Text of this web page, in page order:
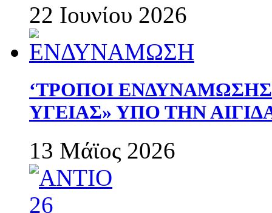
22 Ιουνίου 2026
‘ΤΡΟΠΟΙ
ΥΓΕΙΑΣ» ΥΠΟ ΤΗΝ
13 Μάϊος 2026